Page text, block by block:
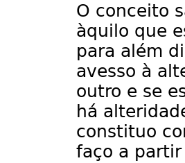
O conceito
àquilo que
para além
avesso à
outro e se
há
constituo
faço a